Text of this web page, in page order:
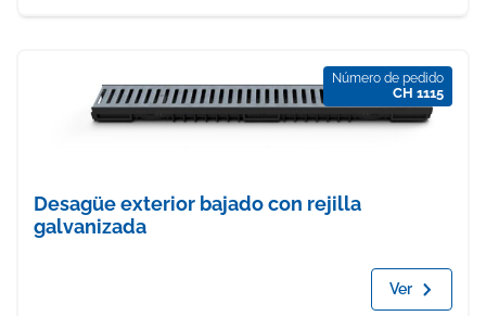
Número de pedido
CH 1115
Desagüe exterior bajado con rejilla
galvanizada
Ver